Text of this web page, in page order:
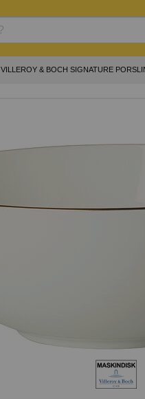
VILLEROY & BOCH SIGNATURE